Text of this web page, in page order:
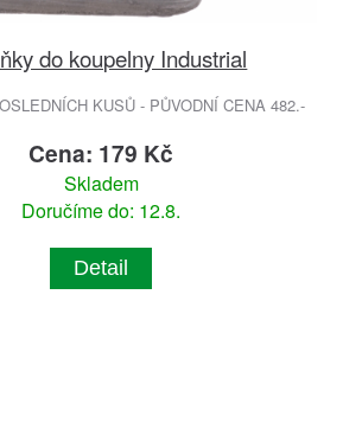
do koupelny Industrial
KUSŮ - PŮVODNÍ CENA 482.-
Cena: 179 Kč
Skladem
Doručíme do: 12.8.
Detail